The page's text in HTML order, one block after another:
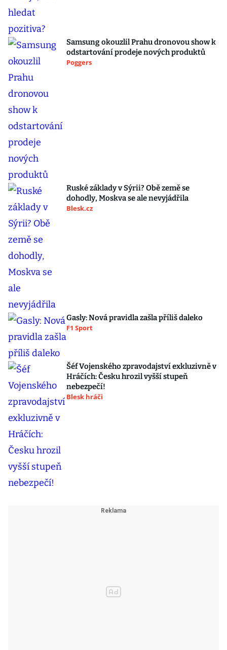
Samsung okouzlil Prahu dronovou show k
odstartování prodeje nových produktů
Poggers
Ruské základy v Sýrii? Obě země se
dohodly, Moskva se ale nevyjádřila
Blesk.cz
Gasly: Nová pravidla zašla příliš daleko
F1 Sport
Šéf Vojenského zpravodajství exkluzivně v
Hráčích: Česku hrozil vyšší stupeň
nebezpečí!
Blesk hráči